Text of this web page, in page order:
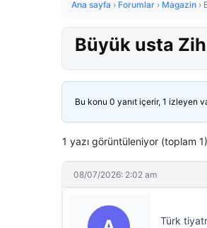
Ana sayfa › Forumlar › Magazin ›
Büyük usta
Bu konu 0 yanıt içerir, 1 izleyen
1 yazı görüntüleniyor (toplam 1)
08/07/2026: 2:02 am
Türk